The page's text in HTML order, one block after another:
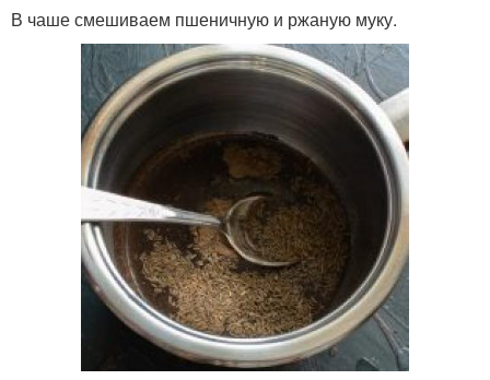
В чаше смешиваем пшеничную и ржаную муку.